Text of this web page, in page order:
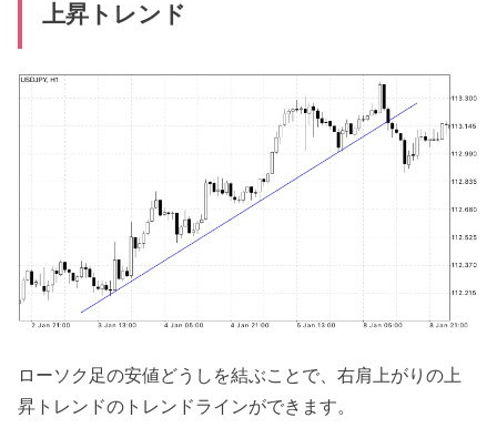
上昇トレンド
ローソク足の安値どうしを結ぶことで、右肩上がりの上
昇トレンドのトレンドラインができます。